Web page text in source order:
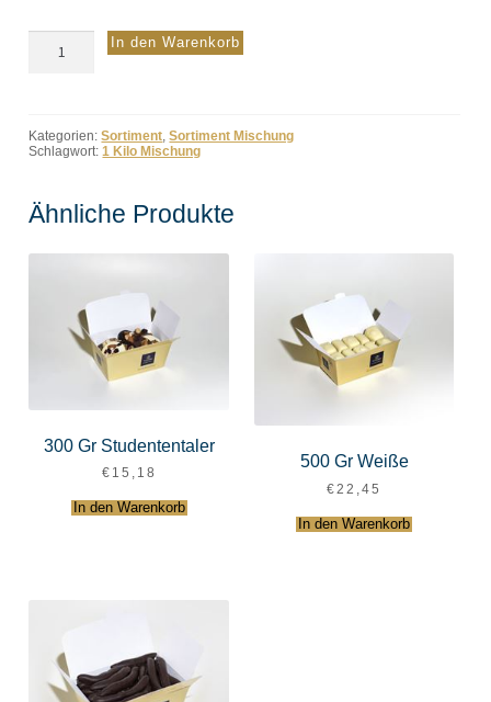
1
In den Warenkorb
Kategorien:Sortiment,Sortiment Mischung
Schlagwort:1 Kilo Mischung
Ähnliche Produkte
300 Gr Studententaler
€ 15,18
In den Warenkorb
500 Gr Weiße
€ 22,45
In den Warenkorb